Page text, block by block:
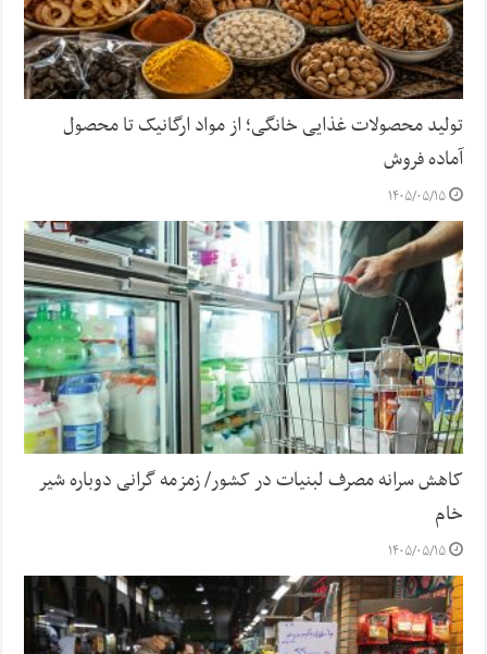
تولید محصولات غذایی خانگی؛ از مواد ارگانیک تا محصول
آماده فروش
۱۴۰۵/۰۵/۱۵
کاهش سرانه مصرف لبنیات در کشور/ زمزمه گرانی دوباره شیر
خام
۱۴۰۵/۰۵/۱۵